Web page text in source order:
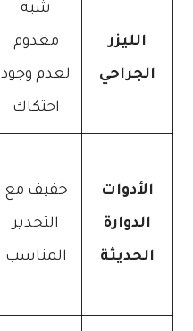
الليزر
الجراحي
شبه
معدوم
لعدم وجود
احتكاك
الأدوات
الدوارة
الحديثة
خفيف مع
التخدير
المناسب